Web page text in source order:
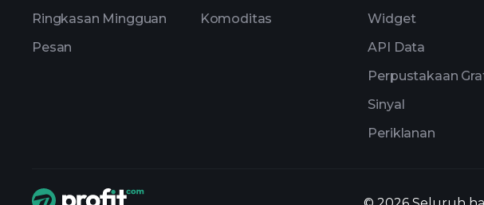
Ringkasan Mingguan
Pesan
Komoditas
Widget
API Data
Perpustakaan
Sinyal
Periklanan